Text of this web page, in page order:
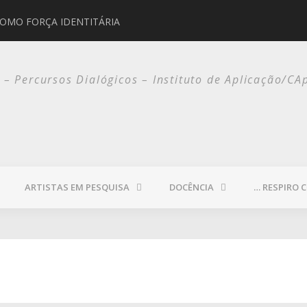
FORÇA IDENTITÁRIA
Percursos Dialógicos – Instituto de Aplicação/
ARTISTAS EM PESQUISA DOCÊNCIA … RESPIRO